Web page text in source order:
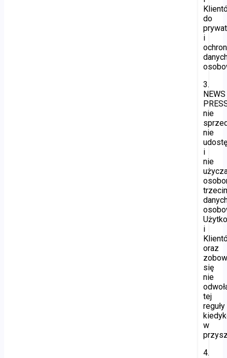
do
i
3.
NEWS
nie
nie
i
nie
i
oraz
się
nie
tej
reguły
w
4.